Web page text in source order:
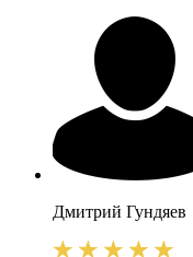
Дмитрий Гундяев